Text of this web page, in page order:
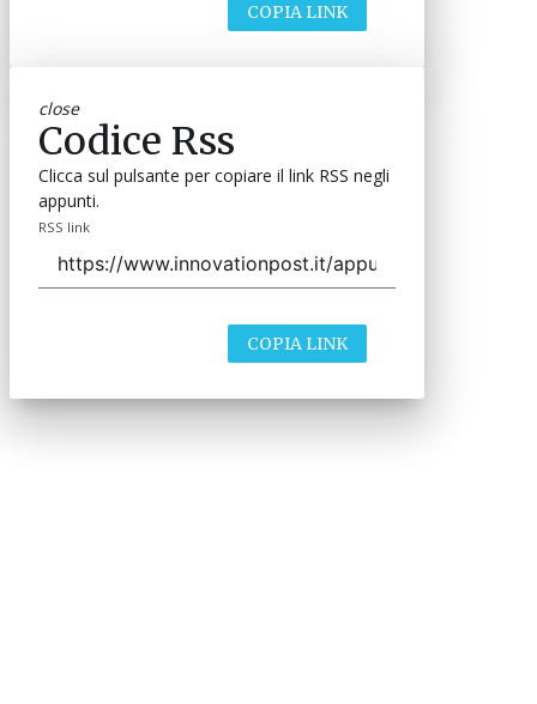
COPIA LINK
close
Codice Rss
Clicca sul pulsante per copiare il link RSS negli
appunti.
RSS link
COPIA LINK